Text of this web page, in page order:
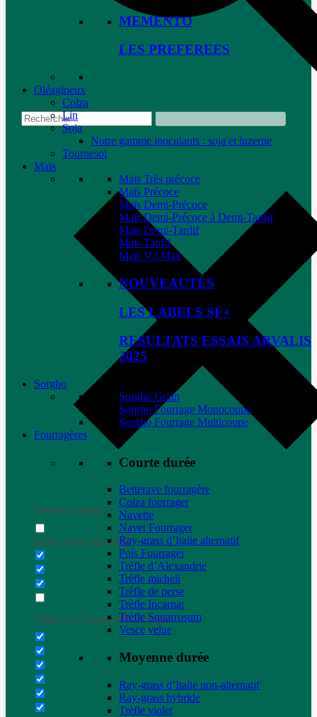
Generic filters
Exact matches only
Filter by Custom Post Type
MEMENTO
LES PREFEREES
Oléagineux
Colza
Lin
Soja
Notre gamme inoculants : soja et luzerne
Tournesol
Maïs
Maïs Très précoce
Maïs Précoce
Maïs Demi-Précoce
Maïs Demi-Précoce à Demi-Tardif
Maïs Demi-Tardif
Maïs Tardif
Maïs V2 Max
NOUVEAUTES
LES LABELS SF+
RESULTATS ESSAIS ARVALIS
2025
Sorgho
Sorgho Grain
Sorgho Fourrage Monocoupe
Sorgho Fourrage Multicoupe
Fourragères
Courte durée
Betterave fourragère
Colza fourrager
Navette
Navet Fourrager
Ray-grass d’Italie alternatif
Pois Fourrager
Trèfle d’Alexandrie
Trèfle micheli
Trèfle de perse
Trèfle Incarnat
Trèfle Squarrosum
Vesce velue
Moyenne durée
Ray-grass d’Italie non-alternatif
Ray-grass hybride
Trèfle violet